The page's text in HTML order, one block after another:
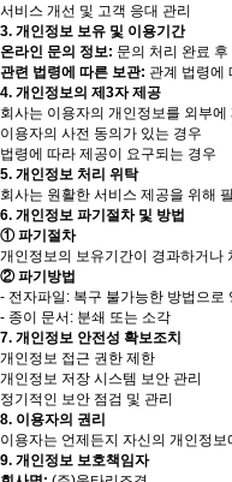
서비스 개선 및 고객 응대 관리
3. 개인정보 보유 및 이용기간
온라인 문의 정보: 문의 처리 완료
관련 법령에 따른 보관: 관계 법령에
4. 개인정보의 제3자 제공
회사는 이용자의 개인정보를 외부
이용자의 사전 동의가 있는 경우
법령에 따라 제공이 요구되는 경우
5. 개인정보 처리 위탁
회사는 원활한 서비스 제공을 위해
6. 개인정보 파기절차 및 방법
① 파기절차
개인정보의 보유기간이 경과하거나
② 파기방법
- 전자파일: 복구 불가능한 방법으로
- 종이 문서: 분쇄 또는 소각
7. 개인정보 안전성 확보조치
개인정보 접근 권한 제한
개인정보 저장 시스템 보안 관리
정기적인 보안 점검 및 관리
8. 이용자의 권리
이용자는 언제든지 자신의 개인정
9. 개인정보 보호책임자